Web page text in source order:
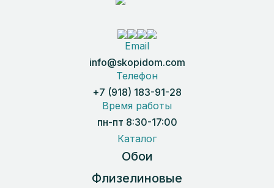
Email
info@skopidom.com
Телефон
+7 (918) 183-91-28
Время работы
пн-пт 8:30-17:00
Каталог
Обои
Флизелиновые